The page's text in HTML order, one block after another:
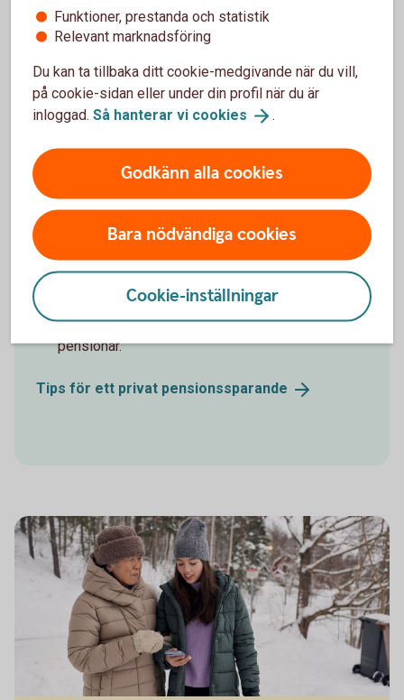
Kolla in pensionen påminPension.se
Hur mycket behöver du spara?
Flera saker påverkar hur mycket du ska
pensionsspara:
Hur mycket du tjänar idag.
Om du jobbar heltid eller deltid.
Om du har tjänstepension eller inte.
Hur mycket du vill ha ut i månaden som
pensionär.
Tips för ett privat pensionssparande
Funktioner, prestanda och statistik
Relevant marknadsföring
Du kan ta tillbaka ditt cookie-medgivande när du vill,
på cookie-sidan eller under din profil när du är
inloggad. Så hanterar vi cookies .
Godkänn alla cookies
Bara nödvändiga cookies
Cookie-inställningar